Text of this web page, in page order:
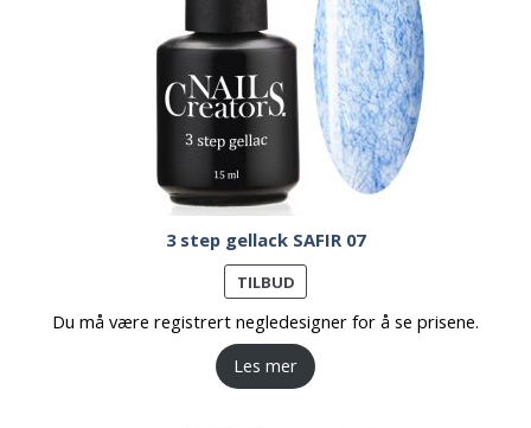
3 step gellack SAFIR 07
TILBUDPRODUKT
PÅ
SALG
Du må være registrert negledesigner for å se prisene.
Les mer